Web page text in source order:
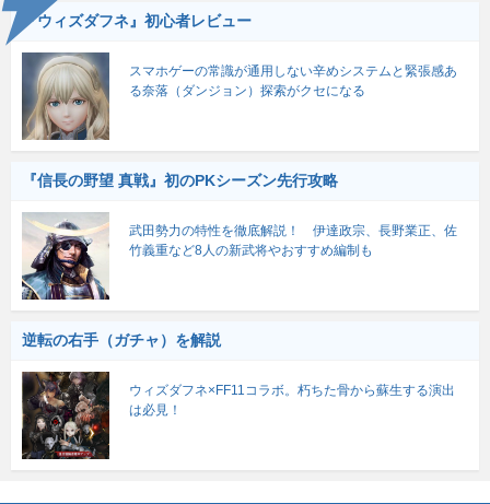
『ウィズダフネ』初心者レビュー
スマホゲーの常識が通用しない辛めシステムと緊張感あ
る奈落（ダンジョン）探索がクセになる
『信長の野望 真戦』初のPKシーズン先行攻略
武田勢力の特性を徹底解説！ 伊達政宗、長野業正、佐
竹義重など8人の新武将やおすすめ編制も
逆転の右手（ガチャ）を解説
ウィズダフネ×FF11コラボ。朽ちた骨から蘇生する演出
は必見！